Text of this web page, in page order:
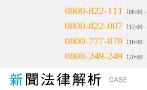
0800-822-111 （08:00
0800-822-007 （12:00
0800-777-878 （16:00
0800-249-249 （20:00